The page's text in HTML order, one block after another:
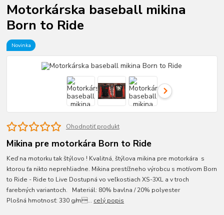
Motorkárska baseball mikina
Born to Ride
Novinka
Ohodnotiť produkt
Mikina pre motorkára Born to Ride
Keď na motorku tak štýlovo ! Kvalitná, štýlova mikina pre motorkára s
ktorou ťa nikto neprehliadne. Mikina prestížneho výrobcu s motívom Born
to Ride - Ride to Live Dostupná vo veľkostiach XS-3XL a v troch
farebných variantoch. Materiál: 80% bavlna / 20% polyester
Plošná hmotnosť: 330 g/m... celý popis